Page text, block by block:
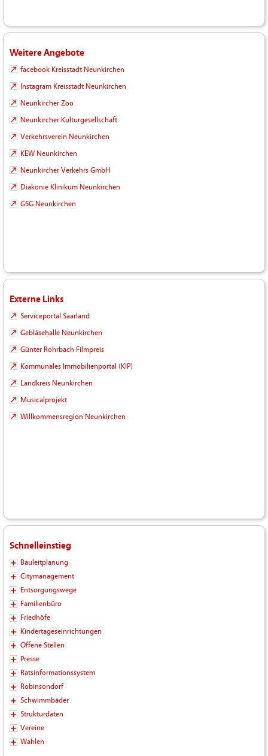
Weitere Angebote
facebook Kreisstadt Neunkirchen
Instagram Kreisstadt Neunkirchen
Neunkircher Zoo
Neunkircher Kulturgesellschaft
Verkehrsverein Neunkirchen
KEW Neunkirchen
Neunkircher Verkehrs GmbH
Diakonie Klinikum Neunkirchen
GSG Neunkirchen
Externe Links
Serviceportal Saarland
Gebläsehalle Neunkirchen
Günter Rohrbach Filmpreis
Kommunales Immobilienportal (KIP)
Landkreis Neunkirchen
Musicalprojekt
Willkommensregion Neunkirchen
Schnelleinstieg
Bauleitplanung
Citymanagement
Entsorgungswege
Familienbüro
Friedhöfe
Kindertageseinrichtungen
Offene Stellen
Presse
Ratsinformationssystem
Robinsondorf
Schwimmbäder
Strukturdaten
Vereine
Wahlen